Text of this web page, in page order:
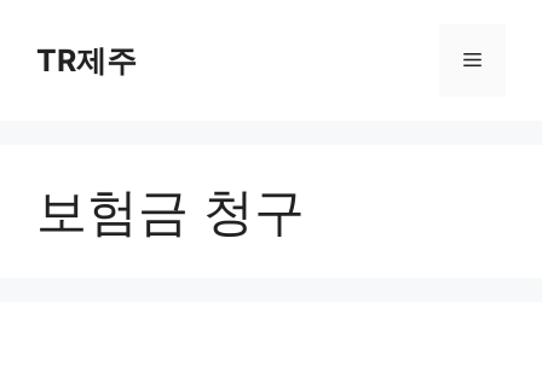
TR제주 메
보험금 청구